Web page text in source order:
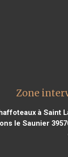
Zone
à Saint
le Saunier